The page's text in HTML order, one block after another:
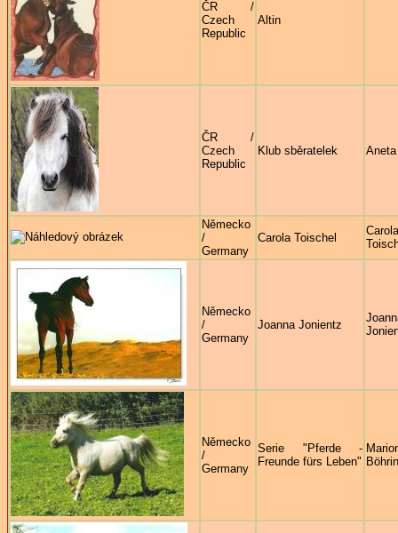
ČR /
Czech
Republic
Altin
ČR /
Czech
Republic
Klub sběratelek
Německo
/
Germany
Carola Toischel
Carola
Německo
/
Germany
Joanna Jonientz
Německo
/
Germany
Serie "Pferde -
Freunde fürs Leben"